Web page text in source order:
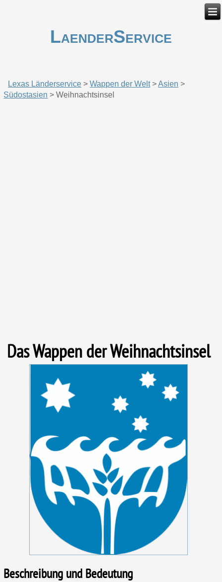
LaenderService
Lexas Länderservice >Wappen der Welt>Asien >
Südostasien >Weihnachtsinsel
Das Wappen der Weihnachtsinsel
Beschreibung und Bedeutung